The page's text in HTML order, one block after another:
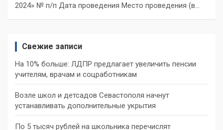
2024» № п/п Дата проведения Место проведения (в…
Свежие записи
На 10% больше: ЛДПР предлагает увеличить пенсии
учителям, врачам и соцработникам
Возле школ и детсадов Севастополя начнут
устанавливать дополнительные укрытия
По 5 тысяч рублей на школьника перечислят